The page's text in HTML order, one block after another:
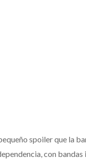
spoiler que la
con